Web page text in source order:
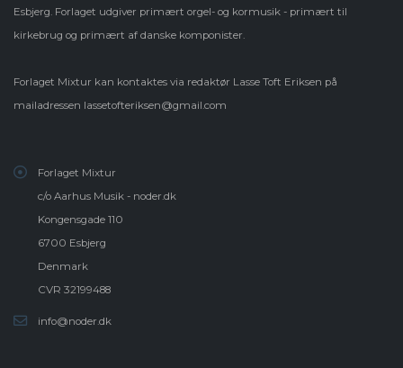
Esbjerg. Forlaget udgiver primært orgel- og kormusik - primært til
kirkebrug og primært af danske komponister.
Forlaget Mixtur kan kontaktes via redaktør Lasse Toft Eriksen på
mailadressen lassetofteriksen@gmail.com
Forlaget Mixtur
c/o Aarhus Musik - noder.dk
Kongensgade 110
6700 Esbjerg
Denmark
CVR 32199488
info@noder.dk